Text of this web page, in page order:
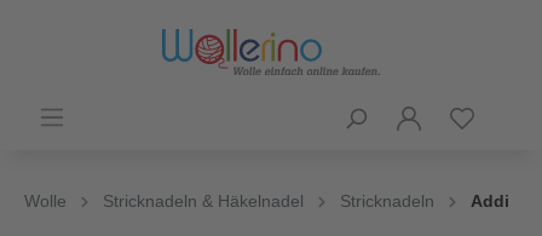
Wolle Stricknadeln & Häkelnadel Stricknadeln Addi